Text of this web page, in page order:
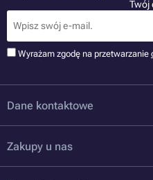
Twój
Wyrażam zgodę na przetwarzanie
Dane kontaktowe
Zakupy u nas